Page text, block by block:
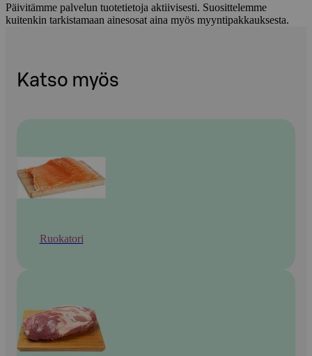
Päivitämme palvelun tuotetietoja aktiivisesti. Suosittelemme
kuitenkin tarkistamaan ainesosat aina myös myyntipakkauksesta.
Katso myös
Ruokatori